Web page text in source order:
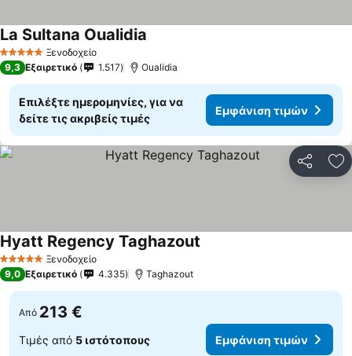
5 Αστέρια Ξενοδοχείο
La Sultana Oualidia
9,3 Εξαιρετικό 1.517 Oualidia
Επιλέξτε ημερομηνίες, για να
δείτε τις ακριβείς τιμές
Εμφάνιση τιμών
5 Αστέρια Ξενοδοχείο
Hyatt Regency Taghazout
9,0 Εξαιρετικό 4.335 Taghazout
Από 213 €
Τιμές από 5 ιστότοπους Εμφάνιση τιμών